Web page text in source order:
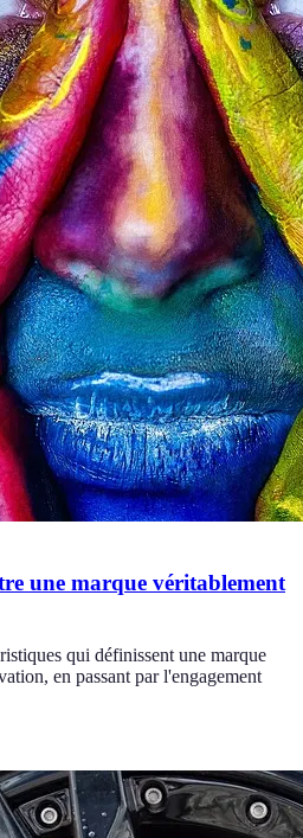
une marque véritablement
qui définissent une marque
en passant par l'engagement